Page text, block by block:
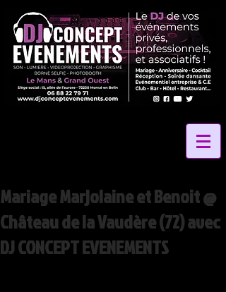
Mariage Marjolaine et Benoit @
Château de la Vaudère (72) avec
DJ CONCEPT EVENEMENTS